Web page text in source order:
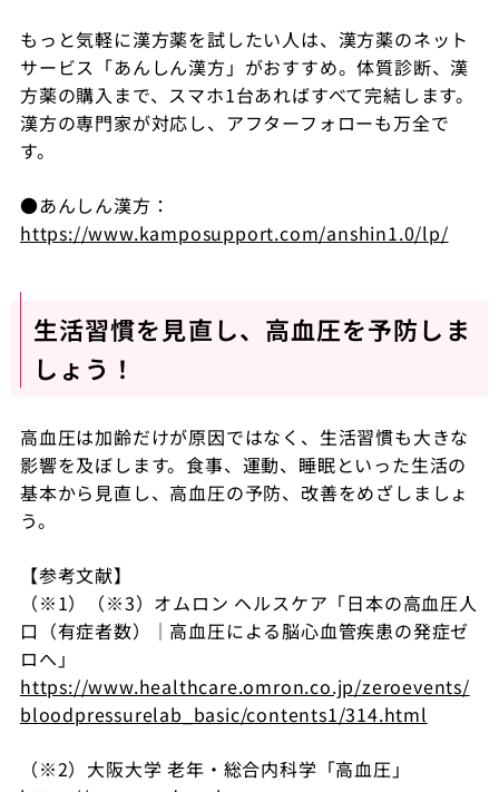
もっと気軽に漢方薬を試したい人は、漢方薬のネット
サービス「あんしん漢方」がおすすめ。体質診断、漢
方薬の購入まで、スマホ1台あればすべて完結します。
漢方の専門家が対応し、アフターフォローも万全で
す。
●あんしん漢方：
https://www.kamposupport.com/anshin1.0/lp/
生活習慣を見直し、高血圧を予防しま
しょう！
高血圧は加齢だけが原因ではなく、生活習慣も大きな
影響を及ぼします。食事、運動、睡眠といった生活の
基本から見直し、高血圧の予防、改善をめざしましょ
う。
【参考文献】
（※1）（※3）オムロン ヘルスケア「日本の高血圧人
口（有症者数）｜高血圧による脳心血管疾患の発症ゼ
ロへ」
https://www.healthcare.omron.co.jp/zeroevents/
bloodpressurelab_basic/contents1/314.html
（※2）大阪大学 老年・総合内科学「高血圧」